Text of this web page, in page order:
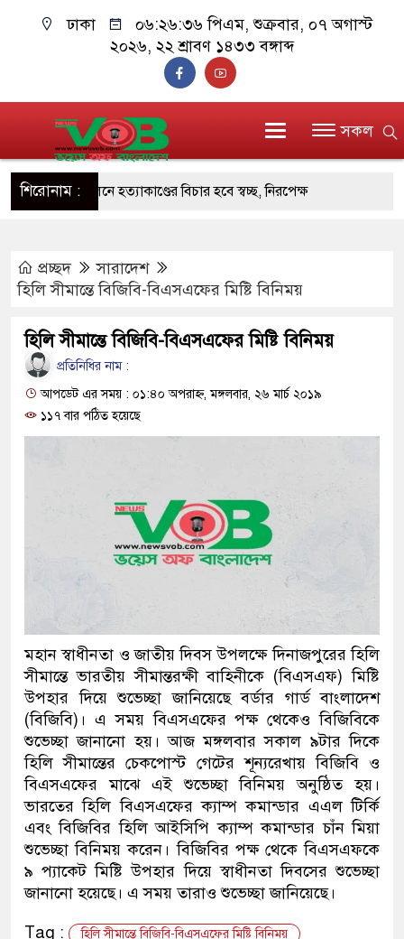
ঢাকা ০৬:২৬:৩৭ পিএম, শুক্রবার, ০৭ অগাস্ট
২০২৬, ২২ শ্রাবণ ১৪৩৩ বঙ্গাব্দ
সকল
শিরোনাম :
আন্দোলনে হত্যাকাণ্ডের বিচার হবে স্বচ্ছ, নিরপেক্ষ
মন্ত্রীবর্গ ও সরকারের উচ্চপর্যায়ের কর্মকর্তাদের
চেয়েছে বলেই জুলাই আন্দোলন সফল হয়েছে :
জাল নোটসহ দুইজনকে গ্রেফতার করেছে গুলশান
মূর্তমান প্রতীক বেগম খালেদা জিয়া : তথ্যমন্ত্রী
ইমনের কাছে মিলল ভারতীয় আধার কার্ড, নাম
পিস্তল, ম্যাগাজিন ও গুলিসহ আইনের সঙ্গে সংঘাতে
চার শিশু আটক
দুইজনকে গ্রেফতার করেছে মিরপুর মডেল
প্রচ্ছদ
সারাদেশ
হিলি সীমান্তে বিজিবি-বিএসএফের মিষ্টি বিনিময়
হিলি সীমান্তে বিজিবি-বিএসএফের মিষ্টি বিনিময়
প্রতিনিধির নাম :
আপডেট এর সময় : ০১:৪০ অপরাহ্ন, মঙ্গলবার, ২৬ মার্চ ২০১৯
১১৭ বার পঠিত হয়েছে
মহান স্বাধীনতা ও জাতীয় দিবস উপলক্ষে দিনাজপুরের হিলি
সীমান্তে ভারতীয় সীমান্তরক্ষী বাহিনীকে (বিএসএফ) মিষ্টি
উপহার দিয়ে শুভেচ্ছা জানিয়েছে বর্ডার গার্ড বাংলাদেশ
(বিজিবি)। এ সময় বিএসএফের পক্ষ থেকেও বিজিবিকে
শুভেচ্ছা জানানো হয়। আজ মঙ্গলবার সকাল ৯টার দিকে
হিলি সীমান্তের চেকপোস্ট গেটের শূন্যরেখায় বিজিবি ও
বিএসএফের মাঝে এই শুভেচ্ছা বিনিময় অনুষ্ঠিত হয়।
ভারতের হিলি বিএসএফের ক্যাম্প কমান্ডার এএল টির্কি
এবং বিজিবির হিলি আইসিপি ক্যাম্প কমান্ডার চাঁন মিয়া
শুভেচ্ছা বিনিময় করেন। বিজিবির পক্ষ থেকে বিএসএফকে
৯ প্যাকেট মিষ্টি উপহার দিয়ে স্বাধীনতা দিবসের শুভেচ্ছা
জানানো হয়েছে। এ সময় তারাও শুভেচ্ছা জানিয়েছে।
Tag :
হিলি সীমান্তে বিজিবি-বিএসএফের মিষ্টি বিনিময়